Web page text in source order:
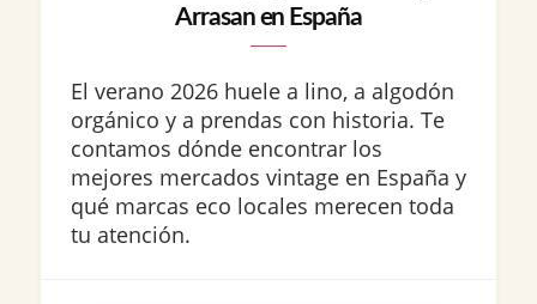
Arrasan en España
El verano 2026 huele a lino, a algodón
orgánico y a prendas con historia. Te
contamos dónde encontrar los
mejores mercados vintage en España y
qué marcas eco locales merecen toda
tu atención.